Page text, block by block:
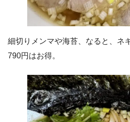
細切りメンマや海苔、なると、ネ
790円はお得。